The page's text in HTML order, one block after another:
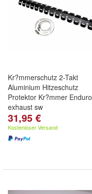
Kr?mmerschutz 2-Takt
Aluminium Hitzeschutz
Protektor Kr?mmer Enduro
exhaust sw
31,95 €
Kostenloser Versand